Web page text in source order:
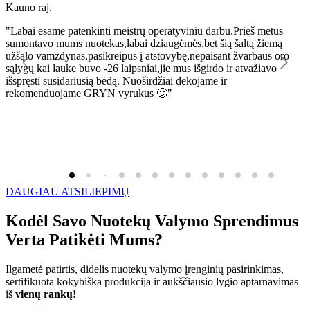
Kauno raj.
"Labai esame patenkinti meistrų operatyviniu darbu.Prieš metus
sumontavo mums nuotekas,labai dziaugėmės,bet šią šaltą žiemą
užšąlo vamzdynas,pasikreipus į atstovybę,nepaisant žvarbaus oro
sąlygų kai lauke buvo -26 laipsniai,jie mus išgirdo ir atvažiavo
išspręsti susidariusią bėdą. Nuoširdžiai dekojame ir
rekomenduojame GRYN vyrukus 🙂"
DAUGIAU ATSILIEPIMŲ
Kodėl Savo Nuotekų Valymo Sprendimus
Verta Patikėti Mums?
Ilgametė patirtis, didelis nuotekų valymo įrenginių pasirinkimas,
sertifikuota kokybiška produkcija ir aukščiausio lygio aptarnavimas
iš vienų rankų!